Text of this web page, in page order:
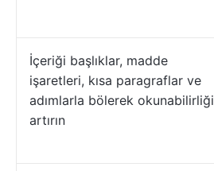
İçeriği başlıklar, madde
işaretleri, kısa paragraflar ve
adımlarla bölerek okunabilirliği
artırın